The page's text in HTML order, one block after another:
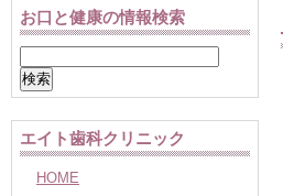
お口と健康の情報検索
索:
エイト歯科クリニック
HOME